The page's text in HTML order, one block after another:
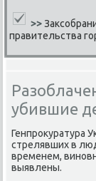
>>
правительства
убившие
Генпрοкуратура
стрелявших в
временем,
выявлены.